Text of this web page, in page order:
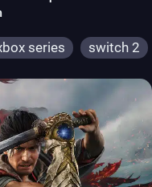
series switch 2